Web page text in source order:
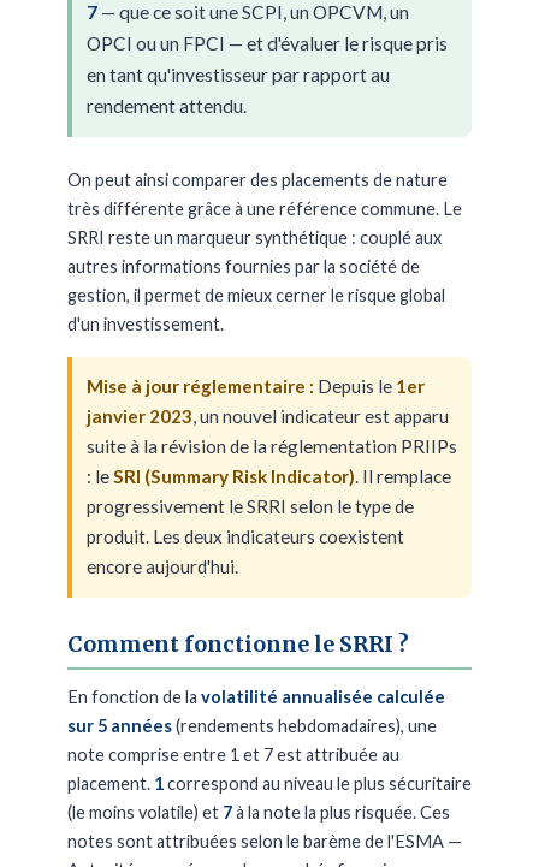
7 — que ce soit une SCPI, un OPCVM, un
OPCI ou un FPCI — et d'évaluer le risque pris
en tant qu'investisseur par rapport au
rendement attendu.
On peut ainsi comparer des placements de nature
très différente grâce à une référence commune. Le
SRRI reste un marqueur synthétique : couplé aux
autres informations fournies par la société de
gestion, il permet de mieux cerner le risque global
d'un investissement.
Mise à jour réglementaire : Depuis le 1er
janvier 2023, un nouvel indicateur est apparu
suite à la révision de la réglementation PRIIPs
: leSRI (Summary Risk Indicator). Il remplace
progressivement le SRRI selon le type de
produit. Les deux indicateurs coexistent
encore aujourd'hui.
Comment fonctionne le SRRI ?
En fonction de la volatilité annualisée calculée
sur 5 années(rendements hebdomadaires), une
note comprise entre 1 et 7 est attribuée au
placement. 1correspond au niveau le plus sécuritaire
(le moins volatile) et 7à la note la plus risquée. Ces
notes sont attribuées selon le barème de l'ESMA —